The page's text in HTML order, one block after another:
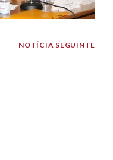
NOTÍCIA SEGUINTE